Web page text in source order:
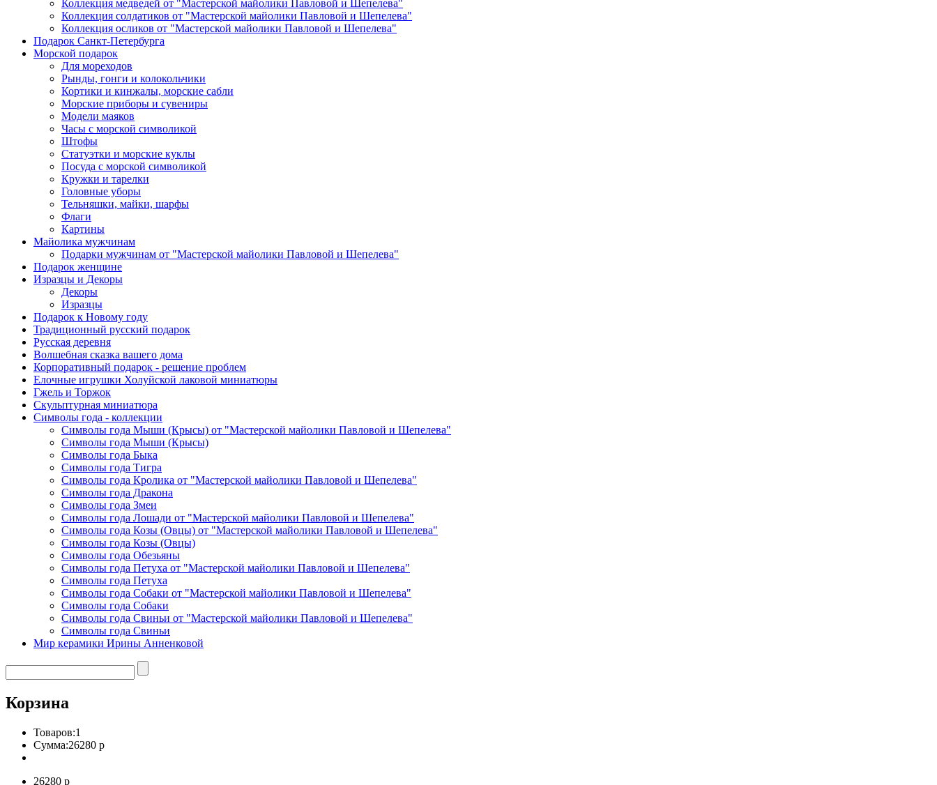
Коллекция медведей от "Мастерской майолики Павловой и Шепелева"
Коллекция солдатиков от "Мастерской майолики Павловой и Шепелева"
Коллекция осликов от "Мастерской майолики Павловой и Шепелева"
Подарок Санкт-Петербурга
Морской подарок
Для мореходов
Рынды, гонги и колокольчики
Кортики и кинжалы, морские сабли
Морские приборы и сувениры
Модели маяков
Часы с морской символикой
Штофы
Статуэтки и морские куклы
Посуда с морской символикой
Кружки и тарелки
Головные уборы
Тельняшки, майки, шарфы
Флаги
Картины
Майолика мужчинам
Подарки мужчинам от "Мастерской майолики Павловой и Шепелева"
Подарок женщине
Изразцы и Декоры
Декоры
Изразцы
Подарок к Новому году
Традиционный русский подарок
Русская деревня
Волшебная сказка вашего дома
Корпоративный подарок - решение проблем
Елочные игрушки Холуйской лаковой миниатюры
Гжель и Торжок
Скульптурная миниатюра
Символы года - коллекции
Символы года Мыши (Крысы) от "Мастерской майолики Павловой и Шепелева"
Символы года Мыши (Крысы)
Символы года Быка
Символы года Тигра
Символы года Кролика от "Мастерской майолики Павловой и Шепелева"
Символы года Дракона
Символы года Змеи
Символы года Лошади от "Мастерской майолики Павловой и Шепелева"
Символы года Козы (Овцы) от "Мастерской майолики Павловой и Шепелева"
Символы года Козы (Овцы)
Символы года Обезьяны
Символы года Петуха от "Мастерской майолики Павловой и Шепелева"
Символы года Петуха
Символы года Собаки от "Мастерской майолики Павловой и Шепелева"
Символы года Собаки
Символы года Свиньи от "Мастерской майолики Павловой и Шепелева"
Символы года Свиньи
Мир керамики Ирины Анненковой
Корзина
Товаров:1
Сумма:26280 р
26280 р